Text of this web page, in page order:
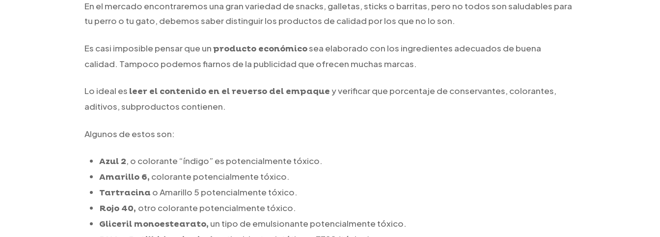
En el mercado encontraremos una gran variedad de snacks, galletas, sticks o barritas, pero no todos son saludables para
tu perro o tu gato, debemos saber distinguir los productos de calidad por los que no lo son.
Es casi imposible pensar que unproducto económicosea elaborado con los ingredientes adecuados de buena
calidad. Tampoco podemos fiarnos de la publicidad que ofrecen muchas marcas.
Lo ideal es leer el contenido en el reverso del empaque y verificar que porcentaje de conservantes, colorantes,
aditivos, subproductos contienen.
Algunos de estos son:
Azul 2, o colorante “índigo” es potencialmente tóxico.
Amarillo 6, colorante potencialmente tóxico.
Tartracina o Amarillo 5 potencialmente tóxico.
Rojo 40, otro colorante potencialmente tóxico.
Gliceril monoestearato, un tipo de emulsionante potencialmente tóxico.